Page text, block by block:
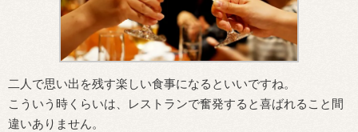
二人で思い出を残す楽しい食事になるといいですね。
こういう時くらいは、レストランで奮発すると喜ばれること間
違いありません。